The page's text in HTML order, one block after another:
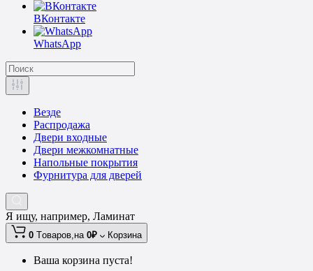
ВКонтакте
WhatsApp
Везде
Распродажа
Двери входные
Двери межкомнатные
Напольные покрытия
Фурнитура для дверей
Я ищу, например, Ламинат
0 Tоваров,на 0₽ Корзина
Ваша корзина пуста!